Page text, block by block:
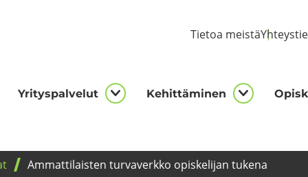
Tie­toa meis­tä
Yri­tys­pal­ve­lut
Yrityspalvelut
Ke­hit­tä­mi­nen
Am­mat­ti­lais­ten tur­va­verk­ko opis­ke­li­jan tu­ke­na